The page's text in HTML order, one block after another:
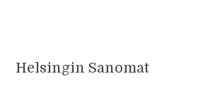
Helsingin Sanomat